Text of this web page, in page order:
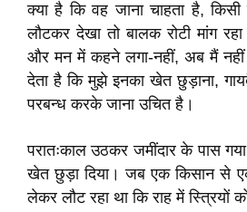
क्या है कि वह जाना चाहता है,
लौटकर देखा तो बालक रोटी मांग
और मन में कहने लगा-नहीं, अब मैं नहीं
देता है कि मुझे इनका खेत छुड़ाना,
परबन्ध करके जाना उचित है।
परातःकाल उठकर जमींदार के पास
खेत छुड़ा दिया। जब एक किसान से
लेकर लौट रहा था कि राह में स्त्रियों